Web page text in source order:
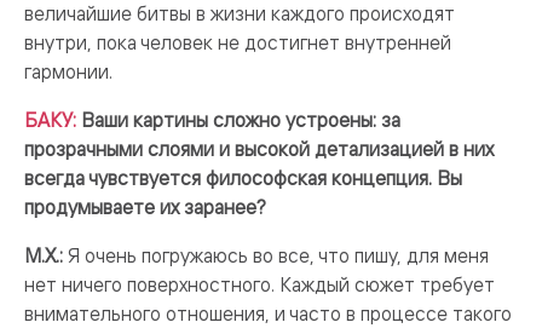
величайшие битвы в жизни каждого происходят
внутри, пока человек не достигнет внутренней
гармонии.
БАКУ: Ваши картины сложно устроены: за
прозрачными слоями и высокой детализацией в них
всегда чувствуется философская концепция. Вы
продумываете их заранее?
М.Х.: Я очень погружаюсь во все, что пишу, для меня
нет ничего поверхностного. Каждый сюжет требует
внимательного отношения, и часто в процессе такого